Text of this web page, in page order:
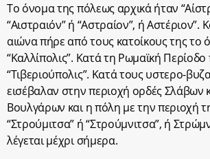
Το όνομα της πόλεως αρχικά ήταν
“Αιστραιόν” ή “Αστραίον”, ή Αστέριον”.
αιώνα πήρε από τους κατοίκους της το
“Καλλίπολις”. Κατά τη Ρωμαϊκή
“Τιβεριούπολις”. Κατά τους υστερο-
εισέβαλαν στην περιοχή ορδές Σλάβων
Βουλγάρων και η πόλη με την περιοχή
“Στρούμιτσα” ή “Στρούμνιτσα”, ή
λέγεται μέχρι σήμερα.